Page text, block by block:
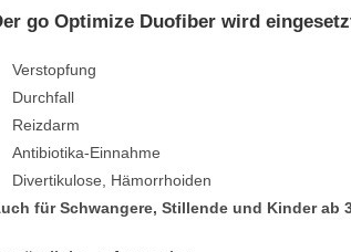
go Optimize Duofiber wird
Verstopfung
Durchfall
Reizdarm
Antibiotika-Einnahme
Divertikulose, Hämorrhoiden
für Schwangere, Stillende und Kinder ab